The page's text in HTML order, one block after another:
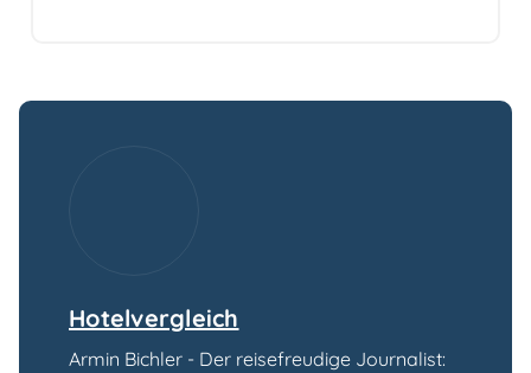
Hotelvergleich
Armin Bichler - Der reisefreudige Journalist: